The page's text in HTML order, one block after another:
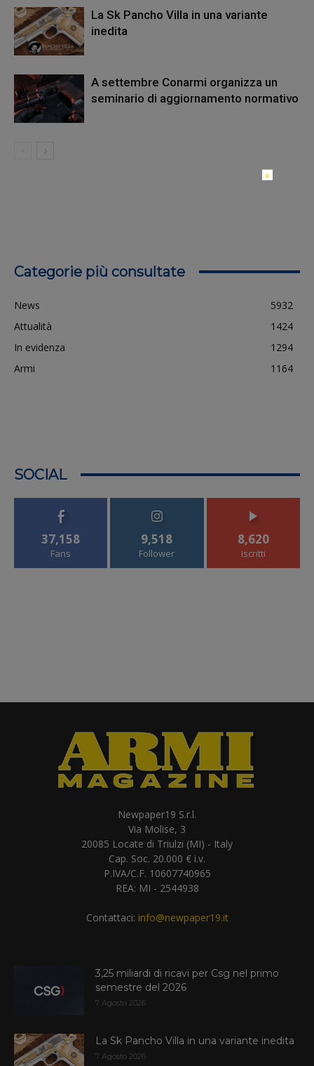
La Sk Pancho Villa in una variante
inedita
A settembre Conarmi organizza un
seminario di aggiornamento normativo
Categorie più consultate
News
5932
Attualità
1424
In evidenza
1294
Armi
1164
SOCIAL
37,158
Fans
9,518
Follower
8,620
Iscritti
Newpaper19 S.r.l.
Via Molise, 3
20085 Locate di Triulzi (MI) - Italy
Cap. Soc. 20.000 € i.v.
P.IVA/C.F. 10607740965
REA: MI - 2544938
Contattaci: info@newpaper19.it
3,25 miliardi di ricavi per Csg nel primo
semestre del 2026
7 Agosto 2026
La Sk Pancho Villa in una variante inedita
7 Agosto 2026
×